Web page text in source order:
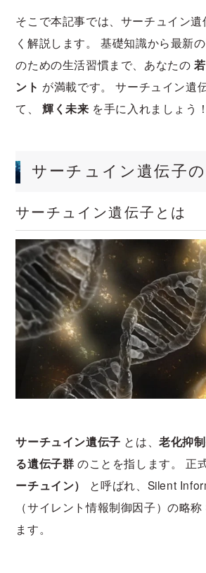
そこで本記事では、サーチュイン
く解説します。 基礎知識から最新
のための生活習慣まで、あなたの
ント が満載です。 サーチュイン遺
て、輝く未来 を手に入れましょう！
サーチュイン遺伝子
サーチュイン遺伝子とは
サーチュイン遺伝子 とは、老化抑
る遺伝子群 のことを指します。 正
ーチュイン）
と呼ばれ、Silent
（サイレント情報制御因子）の略称
ます。